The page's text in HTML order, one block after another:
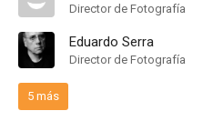
Director de Fotografía
Eduardo Serra
Director de Fotografía
5 más